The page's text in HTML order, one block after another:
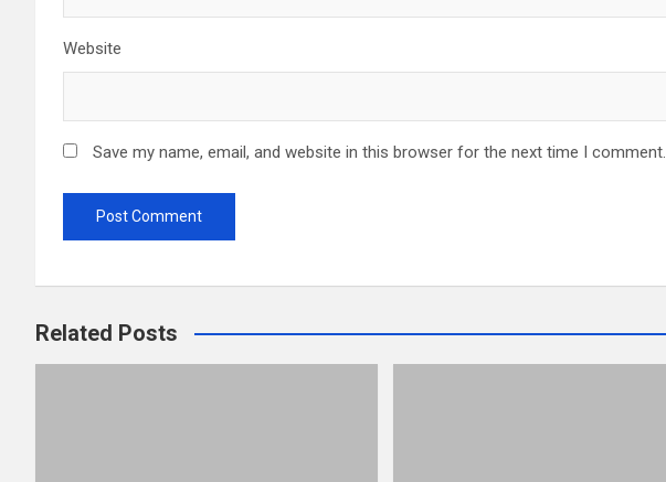
Website
Save my name, email, and website in this browser for the next time I comment.
Related Posts